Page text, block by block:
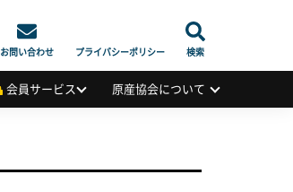
お問い合わせ プライバシーポリシー 検索
会員サービス 原産協会について